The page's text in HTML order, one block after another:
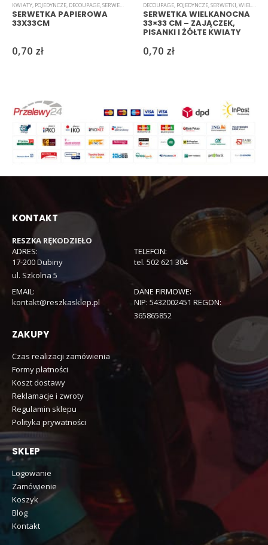
KWIATY, POJEDYNCZE, DECOUPAGE,SERWETKI
SERWETKA PAPIEROWA
33X33CM
0,70 zł
DECOUPAGE, POJEDYNCZE,SERWETKI,WIELKANOC
SERWETKA WIELKANOCNA
33×33 CM – ZAJĄCZEK,
PISANKI I ŻÓŁTE KWIATY
0,70 zł
KONTAKT
RESZKA RĘKODZIEŁO
ADRES:
17-200 Dubiny
ul. Szkolna 5
TELEFON:
tel. 502 621 304
EMAIL:
kontakt@reszkasklep.pl
DANE FIRMOWE:
NIP: 5432002451 REGON:
365865852
ZAKUPY
Czas realizacji zamówienia
Formy płatności
Koszt dostawy
Reklamacje i zwroty
Regulamin sklepu
Polityka prywatności
SKLEP
Logowanie
Zamówienie
Koszyk
Blog
Kontakt